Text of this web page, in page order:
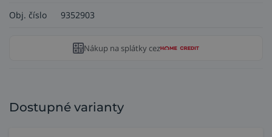
Obj. číslo 9352903
Nákup na splátky cez
Dostupné varianty